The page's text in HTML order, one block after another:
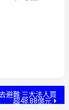
避難 三大法人買
超48.88億元